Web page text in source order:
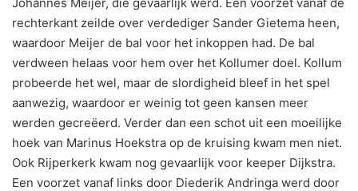
rechterkant zeilde over verdediger Sander Gietema heen,
waardoor Meijer de bal voor het inkoppen had. De bal
verdween helaas voor hem over het Kollumer doel. Kollum
probeerde het wel, maar de slordigheid bleef in het spel
aanwezig, waardoor er weinig tot geen kansen meer
werden gecreëerd. Verder dan een schot uit een moeilijke
hoek van Marinus Hoekstra op de kruising kwam men niet.
Ook Rijperkerk kwam nog gevaarlijk voor keeper Dijkstra.
Een voorzet vanaf links door Diederik Andringa werd door